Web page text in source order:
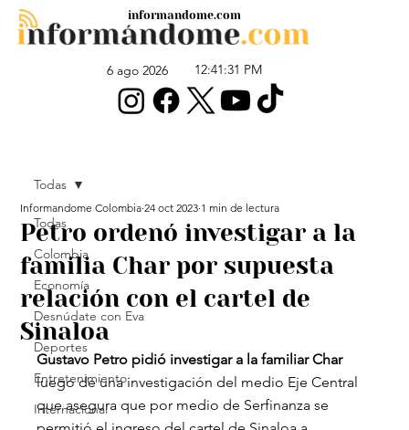
6 ago 2026 12:41:31 PM
informandome.com
Todas
Colombia
Economía
Desnúdate con Eva
Deportes
Entretenimiento
Internacional
Todas
Petro ordenó investigar a la
familia Char por supuesta
relación con el cartel de
Sinaloa
Informandome Colombia 24 oct 2023 1 min de lectura
Gustavo Petro pidió investigar a la familiar Char
luego de una investigación del medio Eje Central
que asegura que por medio de Serfinanza se